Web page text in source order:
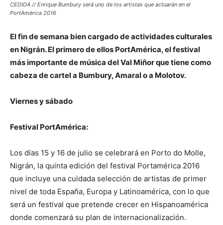
CEDIDA // Enrique Bumbury será uno de los artistas que actuarán en el
PortAmérica 2016
El fin de semana bien cargado de actividades culturales
en Nigrán. El primero de ellos PortAmérica, el festival
más importante de música del Val Miñor que tiene como
cabeza de cartel a Bumbury, Amaral o a Molotov.
Viernes y sábado
Festival PortAmérica:
Los días 15 y 16 de julio se celebrará en Porto do Molle,
Nigrán, la quinta edición del festival Portamérica 2016
que incluye una cuidada selección de artistas de primer
nivel de toda España, Europa y Latinoamérica, con lo que
será un festival que pretende crecer en Hispanoamérica
donde comenzará su plan de internacionalización.